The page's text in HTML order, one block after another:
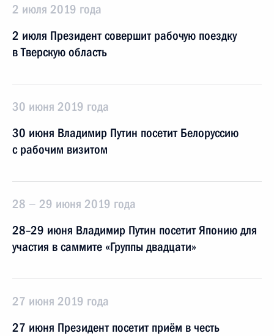
2 июля 2019 года
2 июля Президент совершит рабочую поездку
в Тверскую область
30 июня 2019 года
30 июня Владимир Путин посетит Белоруссию
с рабочим визитом
28 − 29 июня 2019 года
28–29 июня Владимир Путин посетит Японию для
участия в саммите «Группы двадцати»
27 июня 2019 года
27 июня Президент посетит приём в честь